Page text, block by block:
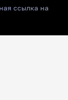
ссылка на